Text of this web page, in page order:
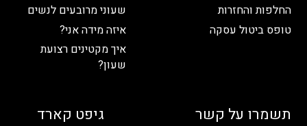
החלפות והחזרות
טופס ביטול עסקה
שעוני מרובעים לנשים
איזה מידה אני?
איך מקטינים רצועת
שעון?
תשמרו על קשר גיפט קארד